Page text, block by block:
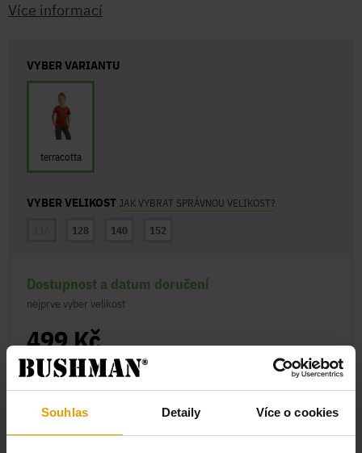
Souhlas Detaily Více o cookies
Více informací
VYBER VARIANTU
terracotta
VYBER VELIKOST JAK VYBRAT SPRÁVNOU VELIKOST?
128 140 152
Dostupnost a datum doručení
nejprve vyber velikost
499 Kč
Stálá sleva až -15 % pro členy